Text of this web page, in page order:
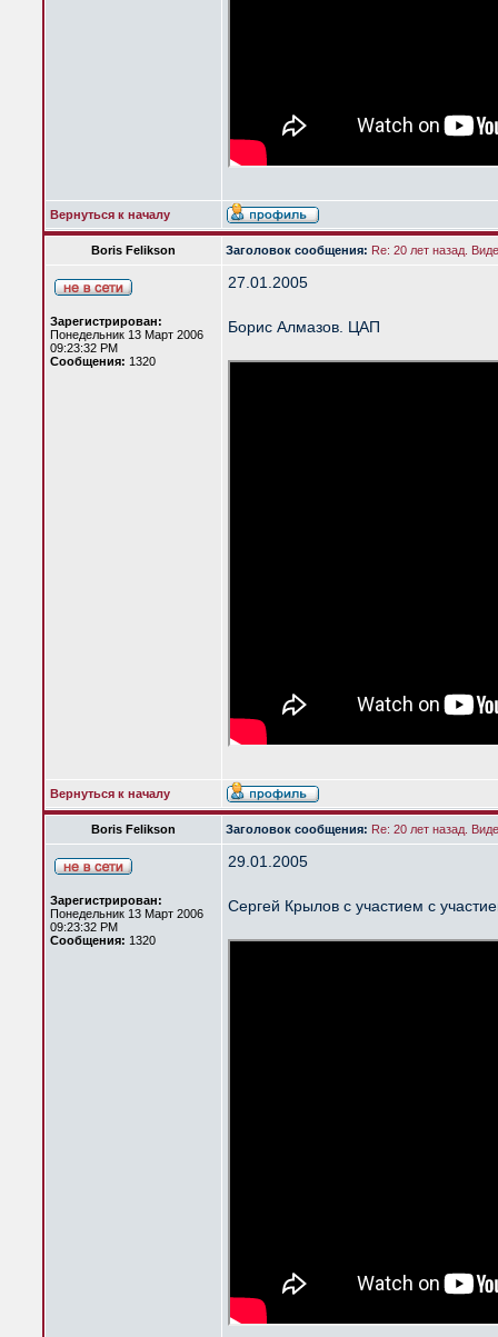
Вернуться к началу
Boris Felikson Заголовок сообщения: Re: 20 лет назад.
Зарегистрирован:
Понедельник 13 Март 2006
09:23:32 PM
Сообщения: 1320
27.01.2005
Борис Алмазов. ЦАП
Вернуться к началу
Boris Felikson Заголовок сообщения: Re: 20 лет назад.
Зарегистрирован:
Понедельник 13 Март 2006
09:23:32 PM
Сообщения: 1320
29.01.2005
Сергей Крылов с участием с